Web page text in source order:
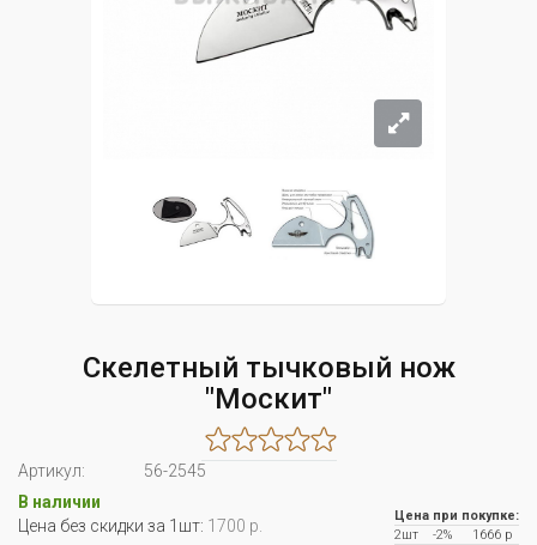
Скелетный тычковый нож
"Москит"
Артикул:
56-2545
В наличии
Цена без скидки за 1шт: 1700 р.
Цена при покупке:
2шт
-2%
1666 р